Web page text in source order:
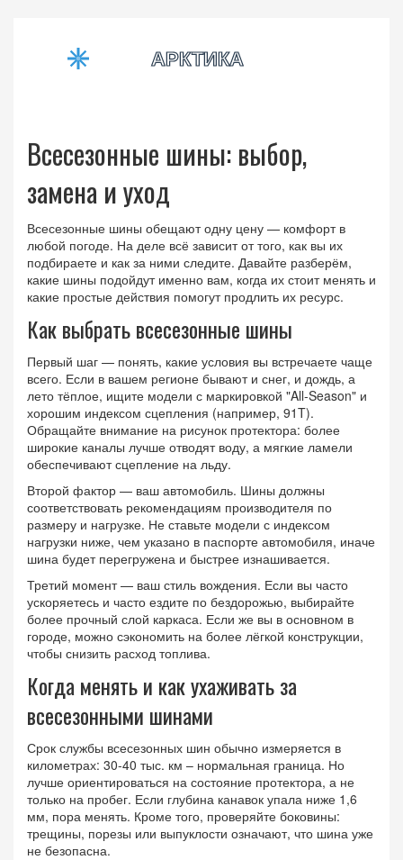
Всесезонные шины: выбор,
замена и уход
Всесезонные шины обещают одну цену — комфорт в
любой погоде. На деле всё зависит от того, как вы их
подбираете и как за ними следите. Давайте разберём,
какие шины подойдут именно вам, когда их стоит менять и
какие простые действия помогут продлить их ресурс.
Как выбрать всесезонные шины
Первый шаг — понять, какие условия вы встречаете чаще
всего. Если в вашем регионе бывают и снег, и дождь, а
лето тёплое, ищите модели с маркировкой "All‑Season" и
хорошим индексом сцепления (например, 91T).
Обращайте внимание на рисунок протектора: более
широкие каналы лучше отводят воду, а мягкие ламели
обеспечивают сцепление на льду.
Второй фактор — ваш автомобиль. Шины должны
соответствовать рекомендациям производителя по
размеру и нагрузке. Не ставьте модели с индексом
нагрузки ниже, чем указано в паспорте автомобиля, иначе
шина будет перегружена и быстрее изнашивается.
Третий момент — ваш стиль вождения. Если вы часто
ускоряетесь и часто ездите по бездорожью, выбирайте
более прочный слой каркаса. Если же вы в основном в
городе, можно сэкономить на более лёгкой конструкции,
чтобы снизить расход топлива.
Когда менять и как ухаживать за
всесезонными шинами
Срок службы всесезонных шин обычно измеряется в
километрах: 30‑40 тыс. км – нормальная граница. Но
лучше ориентироваться на состояние протектора, а не
только на пробег. Если глубина канавок упала ниже 1,6
мм, пора менять. Кроме того, проверяйте боковины:
трещины, порезы или выпуклости означают, что шина уже
не безопасна.